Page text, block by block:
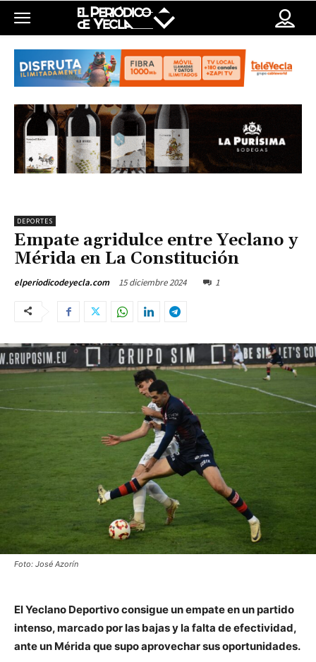
DEPORTES
Empate agridulce entre Yeclano y
Mérida en La Constitución
elperiodicodeyecla.com 15 diciembre 2024 1
Foto: José Azorín
El Yeclano Deportivo consigue un empate en un partido
intenso, marcado por las bajas y la falta de efectividad,
ante un Mérida que supo aprovechar sus oportunidades.